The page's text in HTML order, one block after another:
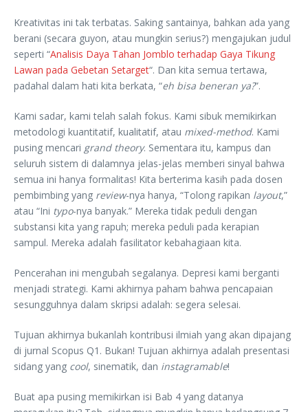
Kreativitas ini tak terbatas. Saking santainya, bahkan ada yang
berani (secara guyon, atau mungkin serius?) mengajukan judul
seperti “Analisis Daya Tahan Jomblo terhadap Gaya Tikung
Lawan pada Gebetan Setarget“. Dan kita semua tertawa,
padahal dalam hati kita berkata, “eh bisa beneran ya?”.
Kami sadar, kami telah salah fokus. Kami sibuk memikirkan
metodologi kuantitatif, kualitatif, atau mixed-method. Kami
pusing mencari grand theory. Sementara itu, kampus dan
seluruh sistem di dalamnya jelas-jelas memberi sinyal bahwa
semua ini hanya formalitas! Kita berterima kasih pada dosen
pembimbing yang review-nya hanya, “Tolong rapikan layout,”
atau “Ini typo-nya banyak.” Mereka tidak peduli dengan
substansi kita yang rapuh; mereka peduli pada kerapian
sampul. Mereka adalah fasilitator kebahagiaan kita.
Pencerahan ini mengubah segalanya. Depresi kami berganti
menjadi strategi. Kami akhirnya paham bahwa pencapaian
sesungguhnya dalam skripsi adalah: segera selesai.
Tujuan akhirnya bukanlah kontribusi ilmiah yang akan dipajang
di jurnal Scopus Q1. Bukan! Tujuan akhirnya adalah presentasi
sidang yang cool, sinematik, dan instagramable!
Buat apa pusing memikirkan isi Bab 4 yang datanya